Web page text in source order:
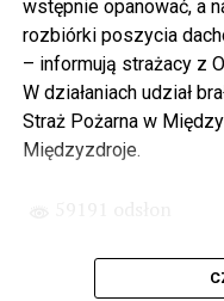
się, że turyści również
że wśród tych 4
przejechały już
przyjechało tutaj do
– powiedział
zainwestowano
poszczególnych
wstępnie opanować, a
rozbiórki poszycia
– informują strażacy z
W działaniach udział
Straż Pożarna w
Międzyzdroje.